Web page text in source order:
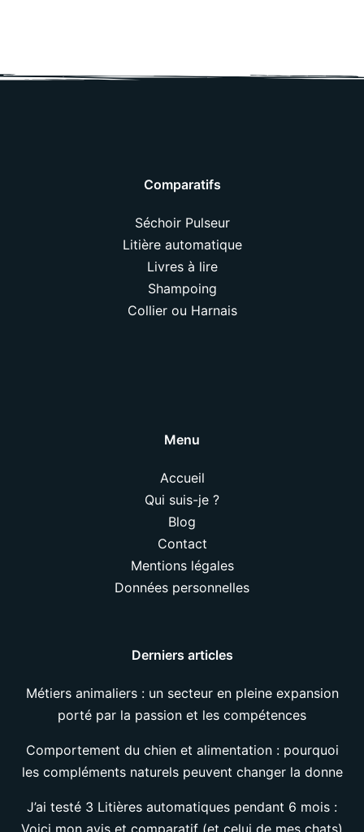
Comparatifs
Séchoir Pulseur
Litière automatique
Livres à lire
Shampoing
Collier ou Harnais
Menu
Accueil
Qui suis-je ?
Blog
Contact
Mentions légales
Données personnelles
Derniers articles
Métiers animaliers : un secteur en pleine expansion
porté par la passion et les compétences
Comportement du chien et alimentation : pourquoi
les compléments naturels peuvent changer la donne
J’ai testé 3 Litières automatiques pendant 6 mois :